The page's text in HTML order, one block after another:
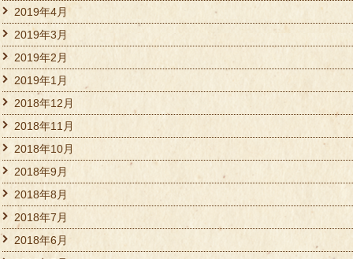
2019年4月
2019年3月
2019年2月
2019年1月
2018年12月
2018年11月
2018年10月
2018年9月
2018年8月
2018年7月
2018年6月